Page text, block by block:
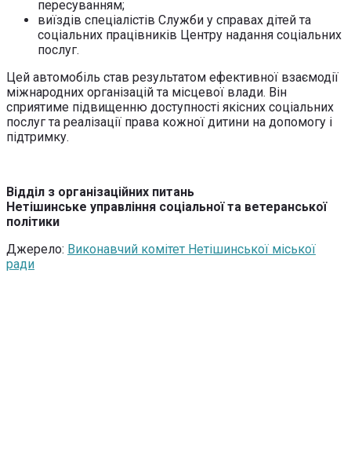
пересуванням;
виїздів спеціалістів Служби у справах дітей та
соціальних працівників Центру надання соціальних
послуг.
Цей автомобіль став результатом ефективної взаємодії
міжнародних організацій та місцевої влади. Він
сприятиме підвищенню доступності якісних соціальних
послуг та реалізації права кожної дитини на допомогу і
підтримку.
Відділ з організаційних питань
Нетішинське управління соціальної та ветеранської
політики
Джерело: Виконавчий комітет Нетішинської міської
ради